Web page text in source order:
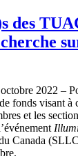
des
2022 –
fonds visant à
et les
Canada